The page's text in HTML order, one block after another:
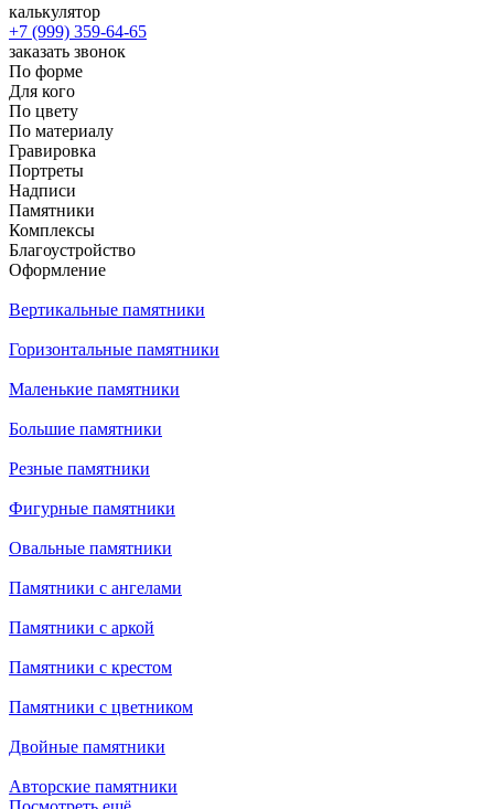
калькулятор
+7 (999) 359-64-65
заказать звонок
По форме
Для кого
По цвету
По материалу
Гравировка
Портреты
Надписи
Памятники
Комплексы
Благоустройство
Оформление
Вертикальные памятники
Горизонтальные памятники
Маленькие памятники
Большие памятники
Резные памятники
Фигурные памятники
Овальные памятники
Памятники с ангелами
Памятники с аркой
Памятники с крестом
Памятники с цветником
Двойные памятники
Авторские памятники